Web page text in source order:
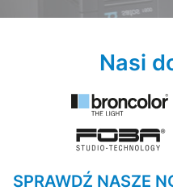
Nasi
SPRAWDŹ NASZE